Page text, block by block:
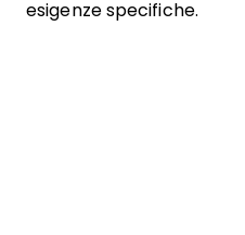
esigenze specifiche.